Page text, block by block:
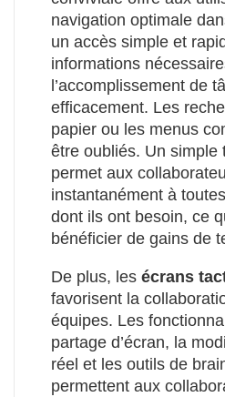
navigation optimale
un accès simple et
informations
l’accomplissement de
efficacement. Les
papier ou les menus
être oubliés. Un simple
permet aux
instantanément à
dont ils ont besoin, ce
bénéficier de gains de
De plus, les écrans
favorisent la
équipes. Les
partage d’écran, la
réel et les outils de
permettent aux